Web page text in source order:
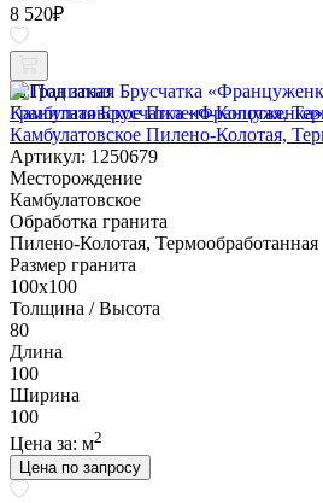
8 520₽
Под заказ
Гранитная Брусчатка
Камбулатовское Пилено-Колотая,
Артикул: 1250679
Месторождение
Камбулатовское
Обработка гранита
Пилено-Колотая, Термообработанная
Размер гранита
100х100
Толщина / Высота
80
Длина
100
Ширина
100
Цена за: м2
Цена по запросу